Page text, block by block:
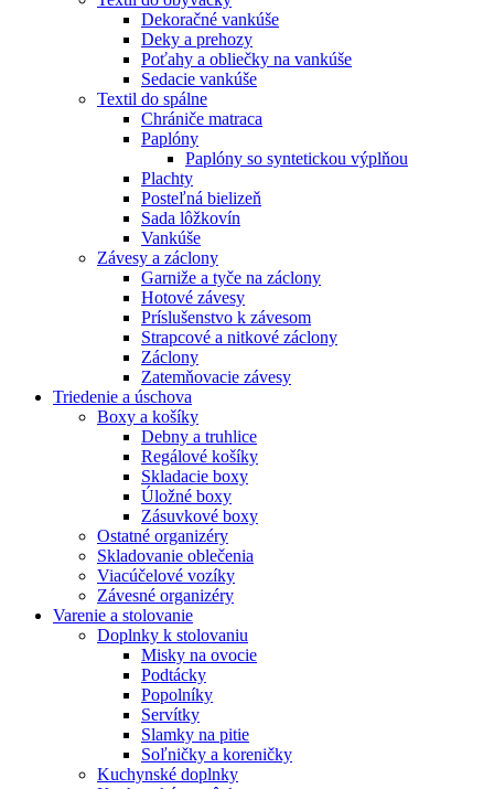
Dekoračné vankúše
Deky a prehozy
Poťahy a obliečky na vankúše
Sedacie vankúše
Textil do spálne
Chrániče matraca
Paplóny
Paplóny so syntetickou výplňou
Plachty
Posteľná bielizeň
Sada lôžkovín
Vankúše
Závesy a záclony
Garniže a tyče na záclony
Hotové závesy
Príslušenstvo k závesom
Strapcové a nitkové záclony
Záclony
Zatemňovacie závesy
Triedenie a úschova
Boxy a košíky
Debny a truhlice
Regálové košíky
Skladacie boxy
Úložné boxy
Zásuvkové boxy
Ostatné organizéry
Skladovanie oblečenia
Viacúčelové vozíky
Závesné organizéry
Varenie a stolovanie
Doplnky k stolovaniu
Misky na ovocie
Podtácky
Popolníky
Servítky
Slamky na pitie
Soľničky a koreničky
Kuchynské doplnky